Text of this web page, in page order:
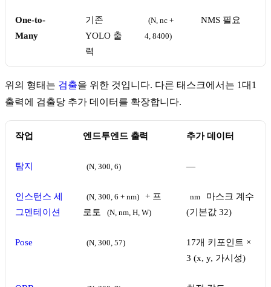
One-to-
Many
기존
YOLO 출
력
(N, nc +
4, 8400)
NMS 필요
위의 형태는 검출을 위한 것입니다. 다른 태스크에서는 1대1
출력에 검출당 추가 데이터를 확장합니다.
작업 엔드투엔드 출력 추가 데이터
탐지 (N, 300, 6) —
인스턴스 세
그멘테이션
(N, 300, 6 + nm)
+ 프
로토
(N, nm, H, W)
nm
마스크 계수
(기본값 32)
Pose (N, 300, 57)
17개 키포인트 ×
3 (x, y, 가시성)